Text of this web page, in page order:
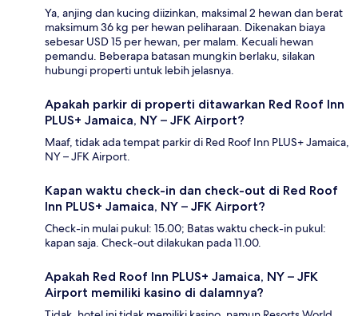
Ya, anjing dan kucing diizinkan, maksimal 2 hewan dan berat
maksimum 36 kg per hewan peliharaan. Dikenakan biaya
sebesar USD 15 per hewan, per malam. Kecuali hewan
pemandu. Beberapa batasan mungkin berlaku, silakan
hubungi properti untuk lebih jelasnya.
Apakah parkir di properti ditawarkan Red Roof Inn
PLUS+ Jamaica, NY – JFK Airport?
Maaf, tidak ada tempat parkir di Red Roof Inn PLUS+ Jamaica,
NY – JFK Airport.
Kapan waktu check-in dan check-out di Red Roof
Inn PLUS+ Jamaica, NY – JFK Airport?
Check-in mulai pukul: 15.00; Batas waktu check-in pukul:
kapan saja. Check-out dilakukan pada 11.00.
Apakah Red Roof Inn PLUS+ Jamaica, NY – JFK
Airport memiliki kasino di dalamnya?